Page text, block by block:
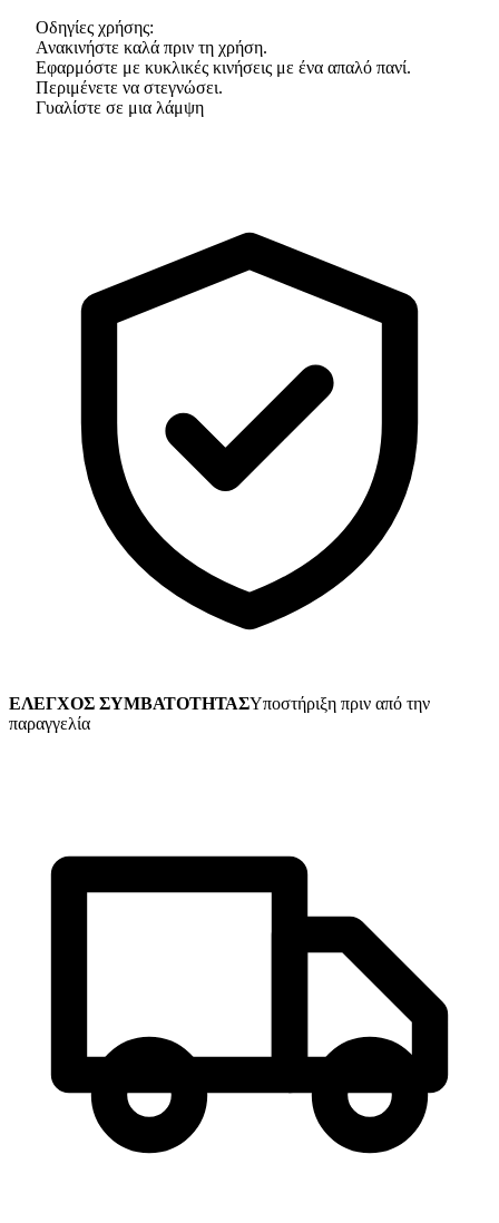
Οδηγίες χρήσης:
Ανακινήστε καλά πριν τη χρήση.
Εφαρμόστε με κυκλικές κινήσεις με ένα απαλό πανί.
Περιμένετε να στεγνώσει.
Γυαλίστε σε μια λάμψη
ΕΛΕΓΧΟΣ ΣΥΜΒΑΤΟΤΗΤΑΣΥποστήριξη πριν από την
παραγγελία